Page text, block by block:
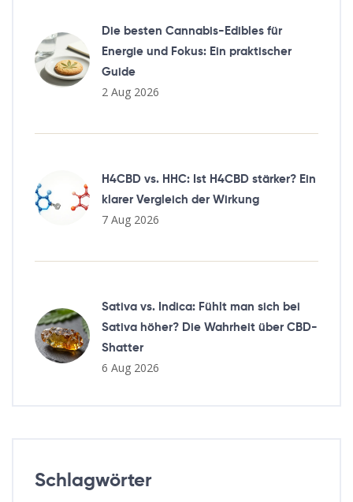
Die besten Cannabis-Edibles für
Energie und Fokus: Ein praktischer
Guide
2 Aug 2026
H4CBD vs. HHC: Ist H4CBD stärker? Ein
klarer Vergleich der Wirkung
7 Aug 2026
Sativa vs. Indica: Fühlt man sich bei
Sativa höher? Die Wahrheit über CBD-
Shatter
6 Aug 2026
Schlagwörter